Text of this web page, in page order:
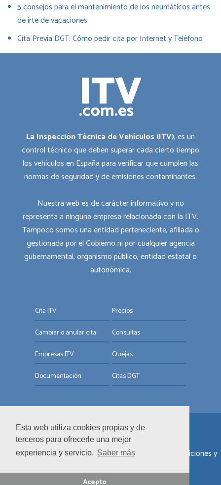
Esta web utiliza cookies propias y de
terceros para ofrecerle una mejor
experiencia y servicio. Saber más
Acepto
5 consejos para el mantenimiento de los neumáticos antes
de irte de vacaciones
Cita Previa DGT: Cómo pedir cita por Internet y Teléfono
La Inspección Técnica de Vehículos (ITV), es un
control técnico que deben superar cada cierto tiempo
los vehículos en España para verificar que cumplen las
normas de seguridad y de emisiones contaminantes.
Nuestra web es de carácter informativo y no
representa a ninguna empresa relacionada con la ITV.
Tampoco somos una entidad perteneciente, afiliada o
gestionada por el Gobierno ni por cualquier agencia
gubernamental, organismo público, entidad estatal o
autonómica.
Cita ITV
Cambiar o anular cita
Empresas ITV
Documentación
Precios
Consultas
Quejas
Citas DGT
© ITV.com.es
Sobre nosotros|Informar de un error|Términos y condiciones y
Política de privacidad y cookies